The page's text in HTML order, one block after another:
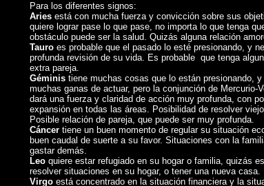
Para los diferentes signos:
Ariesestá con mucha fuerza y convicción sobre sus
quiere lograr pase lo que pase, no importa lo que tenga
obstáculo puede ser la salud. Quizás alguna relación
Tauroes probable que el pasado lo esté presionando, y
profunda revisión de su vida. Es probable que tenga
extra pareja.
Géministiene muchas cosas que lo están presionando, y
muchas ganas de actuar, pero la conjunción de Mercurio-
dará una fuerza y claridad de acción muy profunda, con
expansión en todas las áreas. Posibilidad de resolver
Posible relación de pareja, que puede ser muy profunda.
Cáncer tiene un buen momento de regular su situación
buen caudal de suerte a su favor. Situaciones con la
gastar demás.
Leoquiere estar refugiado en su hogar o familia, quizás
resolver situaciones en su hogar, o tener una nueva casa.
Virgoestá concentrado en la situación financiera y la